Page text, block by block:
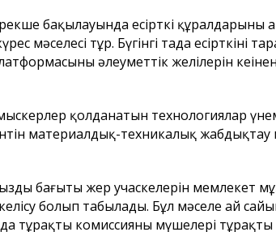
бақылауында есірткі
мәселесі тұр. Бүгінгі таңда есірткіні
әлеуметтік желілерін
қолданатын технологиялар
материалдық-техникалық
бағыты жер учаскелерін мемлекет
болып табылады. Бұл мәселе ай
тұрақты комиссияның мүшелері